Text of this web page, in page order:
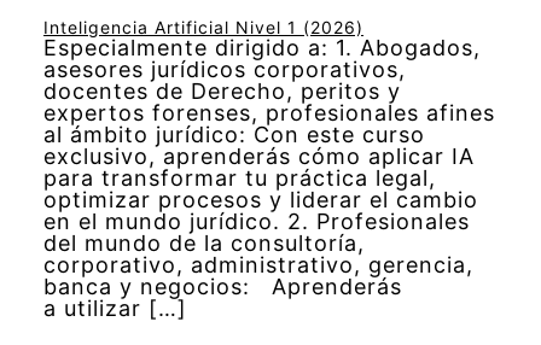
Inteligencia Artificial Nivel 1 (2026)
Especialmente dirigido a: 1. Abogados,
asesores jurídicos corporativos,
docentes de Derecho, peritos y
expertos forenses, profesionales afines
al ámbito jurídico: Con este curso
exclusivo, aprenderás cómo aplicar IA
para transformar tu práctica legal,
optimizar procesos y liderar el cambio
en el mundo jurídico. 2. Profesionales
del mundo de la consultoría,
corporativo, administrativo, gerencia,
banca y negocios: Aprenderás
a utilizar […]